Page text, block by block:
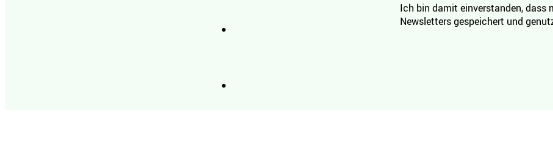
Ich bin damit einverstanden, dass
Newsletters gespeichert und